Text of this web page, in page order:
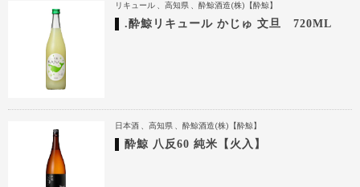
リキュール 高知県 酔鯨酒造(株)【酔鯨】
.酔鯨リキュール かじゅ 文旦 720ML
日本酒 高知県 酔鯨酒造(株)【酔鯨】
酔鯨 八反60 純米【火入】